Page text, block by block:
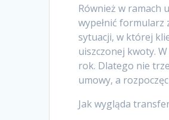
Również w ramach
wypełnić formularz
sytuacji, w której
uiszczonej kwoty.
rok. Dlatego nie
umowy, a
Jak wygląda